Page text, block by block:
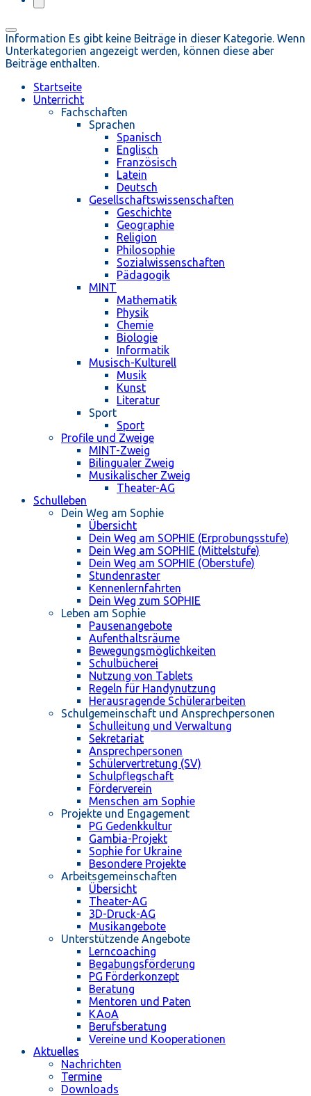
Information Es gibt keine Beiträge in dieser Kategorie. Wenn
Unterkategorien angezeigt werden, können diese aber
Beiträge enthalten.
Startseite
Unterricht
Fachschaften
Sprachen
Spanisch
Englisch
Französisch
Latein
Deutsch
Gesellschaftswissenschaften
Geschichte
Geographie
Religion
Philosophie
Sozialwissenschaften
Pädagogik
MINT
Mathematik
Physik
Chemie
Biologie
Informatik
Musisch-Kulturell
Musik
Kunst
Literatur
Sport
Sport
Profile und Zweige
MINT-Zweig
Bilingualer Zweig
Musikalischer Zweig
Theater-AG
Schulleben
Dein Weg am Sophie
Übersicht
Dein Weg am SOPHIE (Erprobungsstufe)
Dein Weg am SOPHIE (Mittelstufe)
Dein Weg am SOPHIE (Oberstufe)
Stundenraster
Kennenlernfahrten
Dein Weg zum SOPHIE
Leben am Sophie
Pausenangebote
Aufenthaltsräume
Bewegungsmöglichkeiten
Schulbücherei
Nutzung von Tablets
Regeln für Handynutzung
Herausragende Schülerarbeiten
Schulgemeinschaft und Ansprechpersonen
Schulleitung und Verwaltung
Sekretariat
Ansprechpersonen
Schülervertretung (SV)
Schulpflegschaft
Förderverein
Menschen am Sophie
Projekte und Engagement
PG Gedenkkultur
Gambia-Projekt
Sophie for Ukraine
Besondere Projekte
Arbeitsgemeinschaften
Übersicht
Theater-AG
3D-Druck-AG
Musikangebote
Unterstützende Angebote
Lerncoaching
Begabungsförderung
PG Förderkonzept
Beratung
Mentoren und Paten
KAoA
Berufsberatung
Vereine und Kooperationen
Aktuelles
Nachrichten
Termine
Downloads